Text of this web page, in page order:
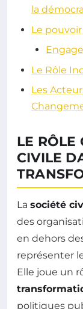
la
Le
Le Rôle
Les
LE RÔLE
CIVILE
La société
des
en dehors
représenter
Elle joue un
politiques